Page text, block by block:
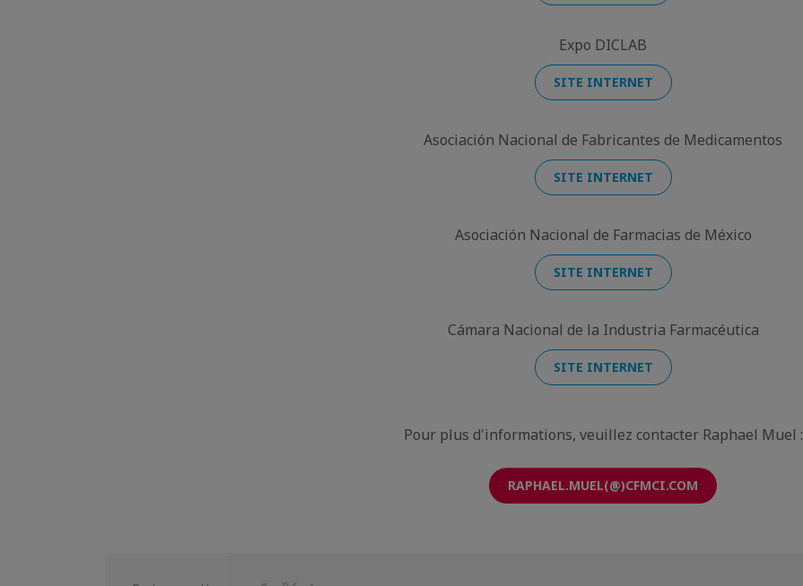
Expo DICLAB
SITE INTERNET
Asociación Nacional de Fabricantes de Medicamentos
SITE INTERNET
Asociación Nacional de Farmacias de México
SITE INTERNET
Cámara Nacional de la Industria Farmacéutica
SITE INTERNET
Pour plus d'informations, veuillez contacter Raphael Muel :
RAPHAEL.MUEL(@)CFMCI.COM